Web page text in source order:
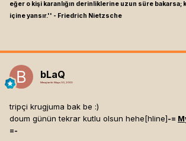
eğer o kişi karanlığın derinliklerine uzun süre bakarsa;
içine yansır.'' - Friedrich Nietzsche
bLaQ
Mesaj tarihi: Mayıs 30, 2003
tripçi krugjuma bak be :)
doum günün tekrar kutlu olsun hehe[hline]-=
=-